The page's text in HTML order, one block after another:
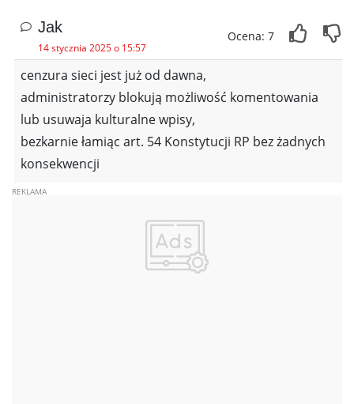
Jak
14 stycznia 2025 o 15:57
Ocena: 7
cenzura sieci jest już od dawna,
administratorzy blokują możliwość komentowania
lub usuwaja kulturalne wpisy,
bezkarnie łamiąc art. 54 Konstytucji RP bez żadnych
konsekwencji